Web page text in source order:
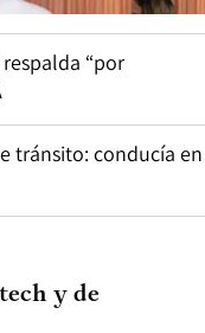
“por
tránsito: conducía en
y de